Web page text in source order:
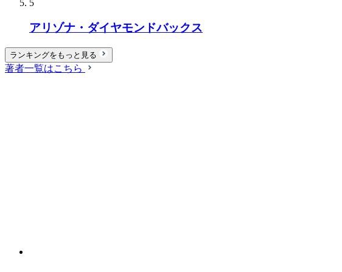
5
アリゾナ・ダイヤモンドバックス
ランキングをもっと見る
著者一覧はこちら